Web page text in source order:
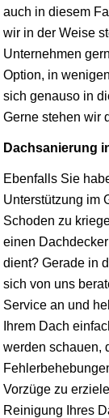
auch in diesem
wir in der Weise
Unternehmen
Option, in
sich genauso in
Gerne stehen wir
Dachsanierung
Ebenfalls Sie
Unterstützung im
Schoden zu
einen
dient? Gerade in
sich von uns
Service an und
Ihrem Dach
werden schauen,
Vorzüge zu
Reinigung Ihres